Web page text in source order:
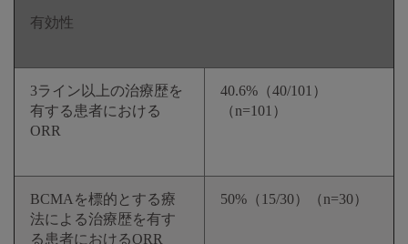
有効性
3ライン以上の治療歴を
有する患者における
ORR
40.6%（40/101）
（n=101）
BCMAを標的とする療
法による治療歴を有す
る患者におけるORR
50%（15/30）（n=30）